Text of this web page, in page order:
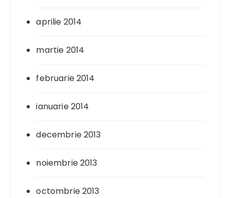
aprilie 2014
martie 2014
februarie 2014
ianuarie 2014
decembrie 2013
noiembrie 2013
octombrie 2013